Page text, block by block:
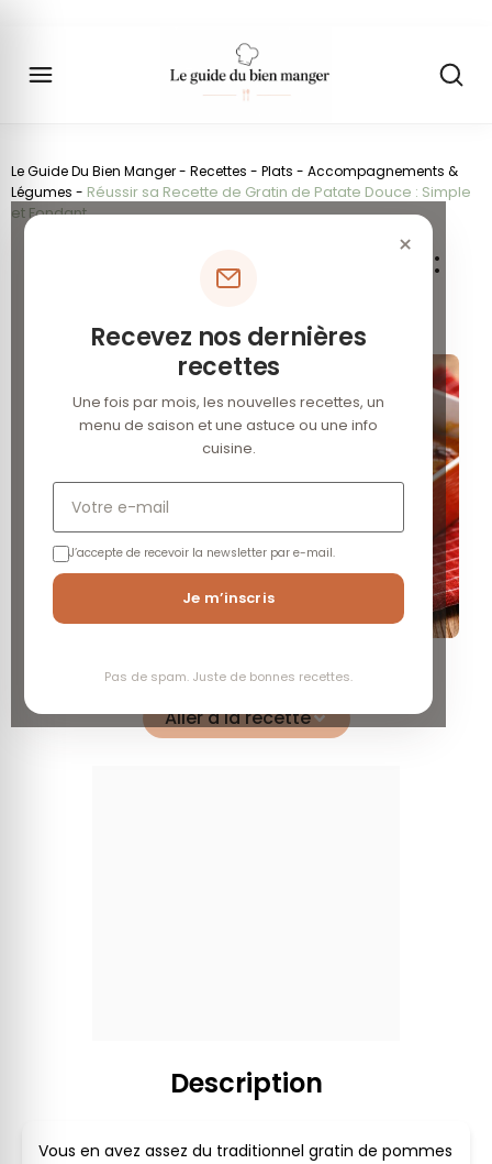
Le Guide Du Bien Manger- Recettes - Plats - Accompagnements &
Légumes - Réussir sa Recette de Gratin de Patate Douce : Simple
et Fondant
×
Recevez nos dernières
recettes
Une fois par mois, les nouvelles recettes, un
menu de saison et une astuce ou une info
cuisine.
Votre e-mail
J’accepte de recevoir la newsletter par e-mail.
Je m’inscris
Pas de spam. Juste de bonnes recettes.
Gratin de Patates Douces :
Recette Simple et
Réconfortante
Facile Economique
Aller à la recette
Description
Vous en avez assez du traditionnel gratin de pommes